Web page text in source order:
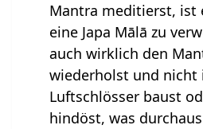
Mantra meditierst, ist
eine Japa Mālā zu
auch wirklich den
wiederholst und nicht
Luftschlösser baust
hindöst, was